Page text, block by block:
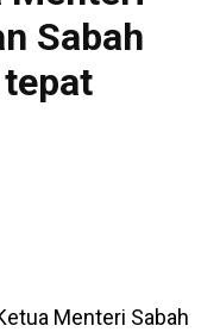
Sabah
Menteri Sabah